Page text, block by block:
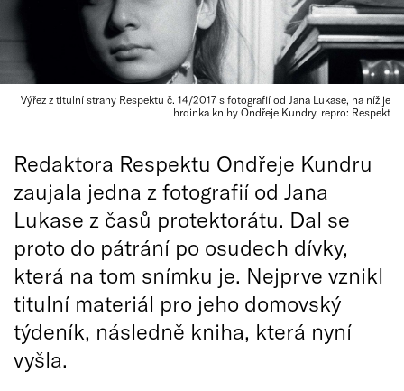
Výřez z titulní strany Respektu č. 14/2017 s fotografií od Jana Lukase, na níž je
hrdinka knihy Ondřeje Kundry, repro: Respekt
Redaktora Respektu Ondřeje Kundru
zaujala jedna z fotografií od Jana
Lukase z časů protektorátu. Dal se
proto do pátrání po osudech dívky,
která na tom snímku je. Nejprve vznikl
titulní materiál pro jeho domovský
týdeník, následně kniha, která nyní
vyšla.